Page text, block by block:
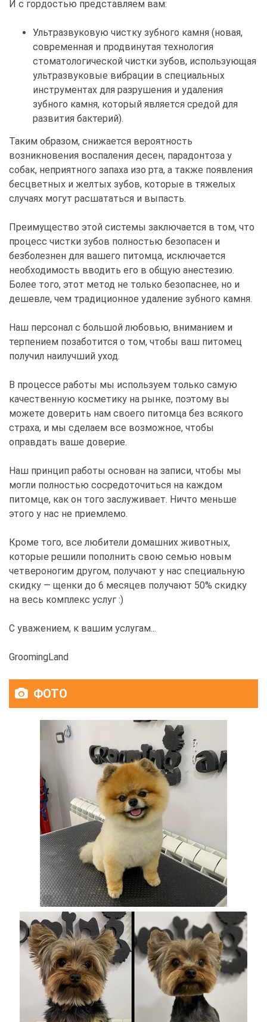
И с гордостью представляем вам:
Ультразвуковую чистку зубного камня (новая,
современная и продвинутая технология
стоматологической чистки зубов, использующая
ультразвуковые вибрации в специальных
инструментах для разрушения и удаления
зубного камня, который является средой для
развития бактерий).
Таким образом, снижается вероятность
возникновения воспаления десен, парадонтоза у
собак, неприятного запаха изо рта, а также появления
бесцветных и желтых зубов, которые в тяжелых
случаях могут расшататься и выпасть.
Преимущество этой системы заключается в том, что
процесс чистки зубов полностью безопасен и
безболезнен для вашего питомца, исключается
необходимость вводить его в общую анестезию.
Более того, этот метод не только безопаснее, но и
дешевле, чем традиционное удаление зубного камня.
Наш персонал с большой любовью, вниманием и
терпением позаботится о том, чтобы ваш питомец
получил наилучший уход.
В процессе работы мы используем только самую
качественную косметику на рынке, поэтому вы
можете доверить нам своего питомца без всякого
страха, и мы сделаем все возможное, чтобы
оправдать ваше доверие.
Наш принцип работы основан на записи, чтобы мы
могли полностью сосредоточиться на каждом
питомце, как он того заслуживает. Ничто меньше
этого у нас не приемлемо.
Кроме того, все любители домашних животных,
которые решили пополнить свою семью новым
четвероногим другом, получают у нас специальную
скидку — щенки до 6 месяцев получают 50% скидку
на весь комплекс услуг :)
С уважением, к вашим услугам...
GroomingLand
ФОТО